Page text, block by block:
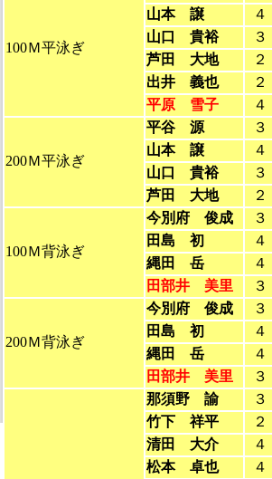
100Ｍ平泳ぎ
山本 譲
４
山口 貴裕
３
芦田 大地
２
出井 義也
２
平原 雪子
４
200Ｍ平泳ぎ
平谷 源 ３
山本 譲
４
山口 貴裕
３
芦田 大地
２
100Ｍ背泳ぎ
今別府 俊成 ３
田島 初
４
縄田 岳
４
田部井 美里
３
200Ｍ背泳ぎ
今別府 俊成 ３
田島 初
４
縄田 岳
４
田部井 美里
３
那須野 諭 ３
竹下 祥平
２
清田 大介
４
松本 卓也
４